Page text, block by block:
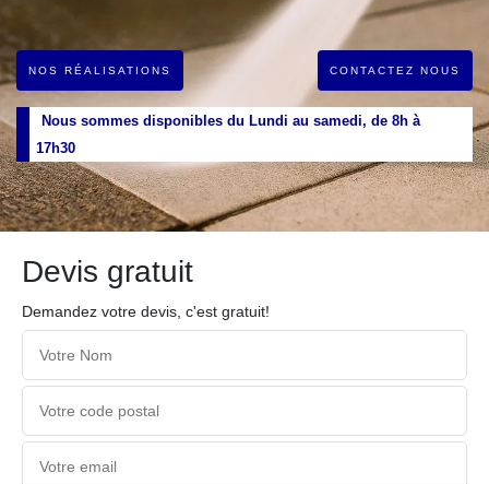
NOS RÉALISATIONS CONTACTEZ NOUS
Nous sommes disponibles du Lundi au samedi, de 8h à
17h30
Devis gratuit
Demandez votre devis, c'est gratuit!